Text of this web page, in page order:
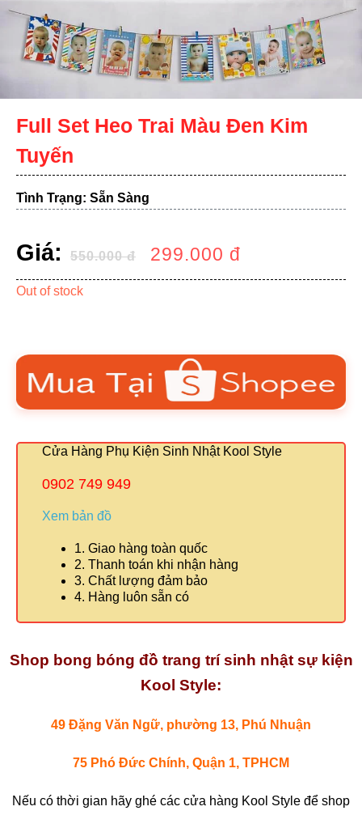
Full Set Heo Trai Màu Đen Kim
Tuyến
Tình Trạng: Sẵn Sàng
Giá: 550.000đ 299.000 đ
Out of stock
Cửa Hàng Phụ Kiện Sinh Nhật Kool Style
0902 749 949
Xem bản đồ
1. Giao hàng toàn quốc
2. Thanh toán khi nhận hàng
3. Chất lượng đảm bảo
4. Hàng luôn sẵn có
Shop bong bóng đồ trang trí sinh nhật sự kiện
Kool Style:
49 Đặng Văn Ngữ, phường 13, Phú Nhuận
75 Phó Đức Chính, Quận 1, TPHCM
Nếu có thời gian hãy ghé các cửa hàng Kool Style để shop